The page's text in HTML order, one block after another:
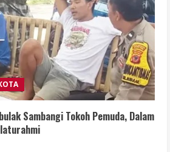
Sambangi Tokoh Pemuda, Dalam